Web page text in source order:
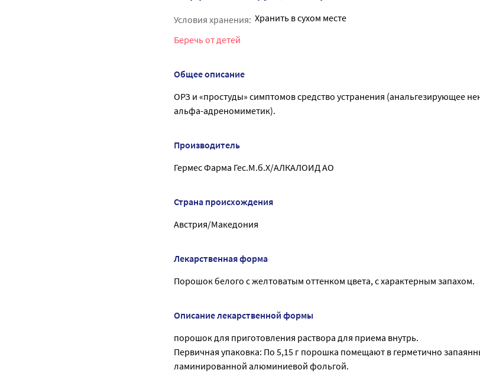
Условия хранения: Хранить в сухом месте
Беречь от детей
Общее описание
ОРЗ и «простуды» симптомов средство устранения (анальгезирующее
альфа-адреномиметик).
Производитель
Гермес Фарма Гес.М.б.Х/АЛКАЛОИД АО
Страна происхождения
Австрия/Македония
Лекарственная форма
Порошок белого с желтоватым оттенком цвета, с характерным запахом.
Описание лекарственной формы
порошок для приготовления раствора для приема внутрь.
Первичная упаковка: По 5,15 г порошка помещают в герметично
ламинированной алюминиевой фольгой.